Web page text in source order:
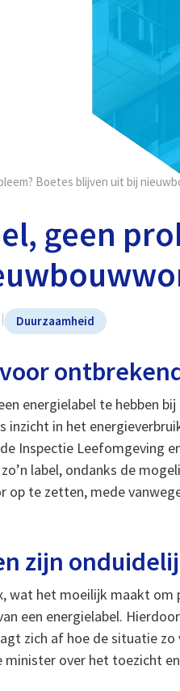
Boetes blijven uit bij
geen
Duurzaamheid
energielabel te hebben bij
in het
Inspectie Leefomgeving
label, ondanks de
te zetten, mede
zijn
wat het moeilijk maakt om
een energielabel.
zich af hoe de situatie
over het toezicht